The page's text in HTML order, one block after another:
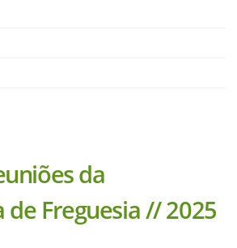
da
de Freguesia // 2025